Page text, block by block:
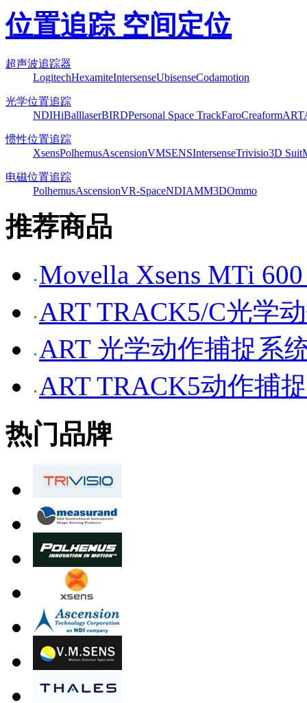
位置追踪 空间定位
超声波追踪器
LogitechHexamiteIntersenseUbisenseCodamotion
光学位置追踪
NDIHiBalllaserBIRDPersonal Space TrackFaroCreaformART
惯性位置追踪
XsensPolhemusAscensionVMSENSIntersenseTrivisio3D Suit
电磁位置追踪
PolhemusAscensionVR-SpaceNDIAMM3DOmmo
推荐商品
Movella Xsens MTi
ART TRACK5/C光学
ART 光学动作捕捉系
ART TRACK5动作捕
热门品牌